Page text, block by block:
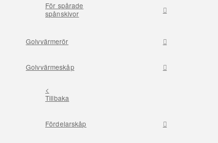
För spårade
spånskivor
Golvvärmerör
Golvvärmeskåp
<
Tillbaka
Fördelarskåp